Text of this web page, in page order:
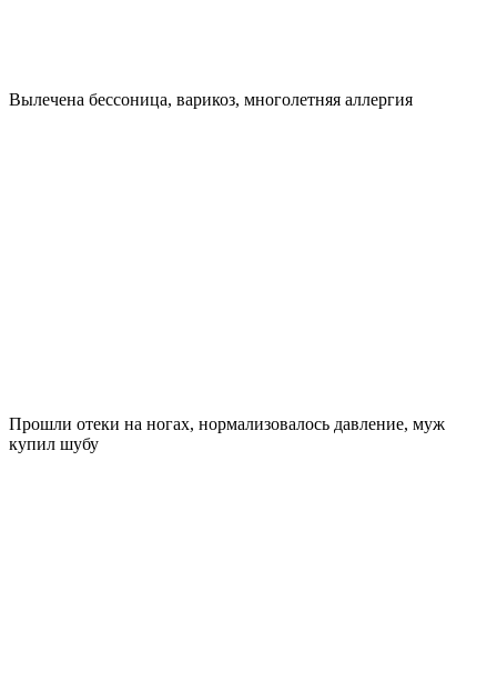
Вылечена бессоница, варикоз, многолетняя аллергия
Прошли отеки на ногах, нормализовалось давление, муж
купил шубу